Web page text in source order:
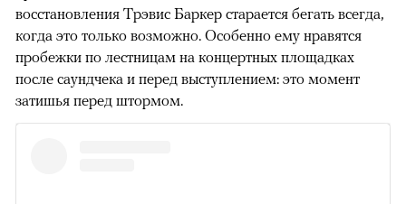
восстановления Трэвис Баркер старается бегать всегда,
когда это только возможно. Особенно ему нравятся
пробежки по лестницам на концертных площадках
после саундчека и перед выступлением: это момент
затишья перед штормом.